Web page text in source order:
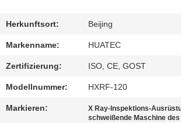
SIE
MIT
UNS
IN
VERBINDUNG
Herkunftsort: Beijing
Markenname: HUATEC
Zertifizierung: ISO, CE, GOST
Modellnummer: HXRF-120
Markieren: X Ray-Inspektions-
schweißende Maschine